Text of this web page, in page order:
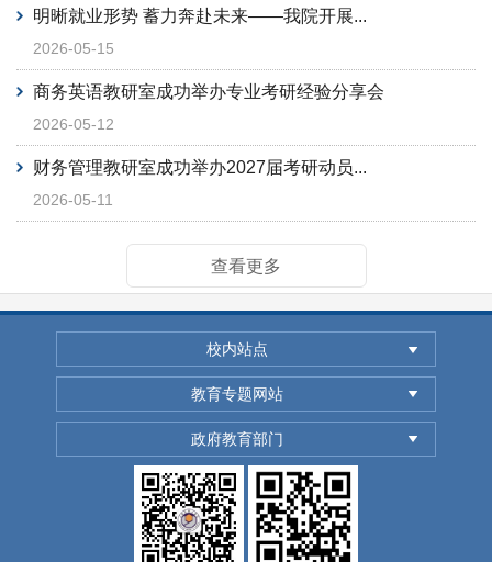
明晰就业形势 蓄力奔赴未来——我院开展...
2026-05-15
商务英语教研室成功举办专业考研经验分享会
2026-05-12
财务管理教研室成功举办2027届考研动员...
2026-05-11
查看更多
校内站点
教育专题网站
政府教育部门